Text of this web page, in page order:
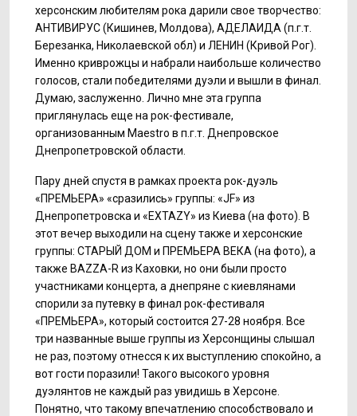
херсонским любителям рока дарили свое творчество:
АНТИВИРУС (Кишинев, Молдова), АДЕЛАИДА (п.г.т.
Березанка, Николаевской обл) и ЛЕНИН (Кривой Рог).
Именно криврожцы и набрали наибольше количество
голосов, стали победителями дуэли и вышли в финал.
Думаю, заслуженно. Лично мне эта группа
приглянулась еще на рок-фестивале,
организованным Maestro в п.г.т. Днепровское
Днепропетровской области.
Пару дней спустя в рамках проекта рок-дуэль
«ПРЕМЬЕРА» «сразились» группы: «JF» из
Днепропетровска и «EXTAZY» из Киева (на фото). В
этот вечер выходили на сцену также и херсонские
группы: СТАРЫЙ ДОМ и ПРЕМЬЕРА ВЕКА (на фото), а
также BAZZA-R из Каховки, но они были просто
участниками концерта, а днепряне с киевлянами
спорили за путевку в финал рок-фестиваля
«ПРЕМЬЕРА», который состоится 27-28 ноября. Все
три названные выше группы из Херсонщины слышал
не раз, поэтому отнесся к их выступлению спокойно, а
вот гости поразили! Такого высокого уровня
дуэлянтов не каждый раз увидишь в Херсоне.
Понятно, что такому впечатлению способствовало и